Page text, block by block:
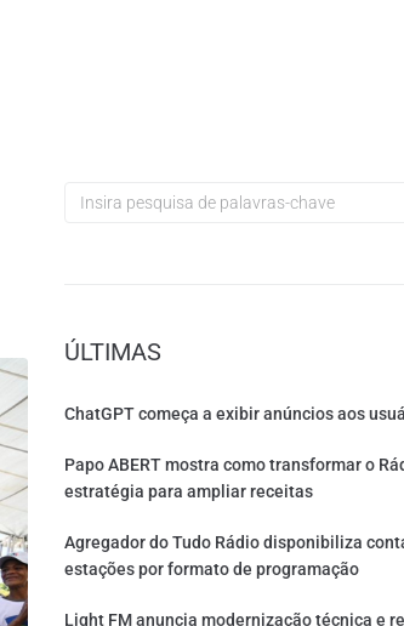
ÚLTIMAS
ChatGPT começa a exibir anúncios aos
Papo ABERT mostra como transformar o
estratégia para ampliar receitas
Agregador do Tudo Rádio disponibiliza
estações por formato de programação
Light FM anuncia modernização técnica e